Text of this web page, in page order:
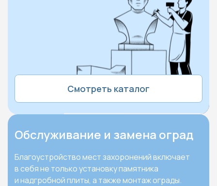
Смотреть каталог
Обслуживание и замена оград
Благоустройство мест захоронений включает
в себя не только установку памятника
и надгробной плиты, а также монтаж ограды.